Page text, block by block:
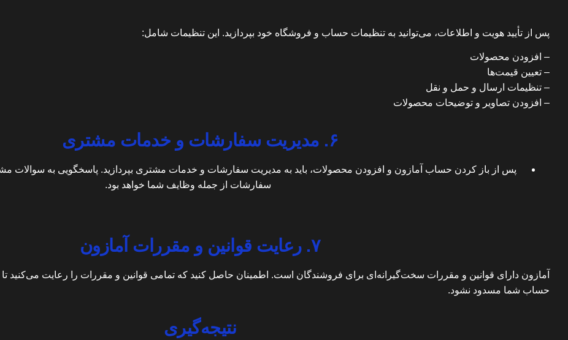
پس از تأیید هویت و اطلاعات، می‌توانید به تنظیمات حساب و فروشگاه خود بپردازید. این تنظیمات شامل:
– افزودن محصولات
– تعیین قیمت‌ها
– تنظیمات ارسال و حمل و نقل
– افزودن تصاویر و توضیحات محصولات
۶. مدیریت سفارشات و خدمات مشتری
پس از باز کردن حساب آمازون و افزودن محصولات، باید به مدیریت سفارشات و خدمات مشتری بپردازید. پاسخگویی به سوالات
سفارشات از جمله وظایف شما خواهد بود.
۷. رعایت قوانین و مقررات آمازون
آمازون دارای قوانین و مقررات سخت‌گیرانه‌ای برای فروشندگان است. اطمینان حاصل کنید که تمامی قوانین و مقررات را رعایت می‌کنید
حساب شما مسدود نشود.
نتیجه‌گیری